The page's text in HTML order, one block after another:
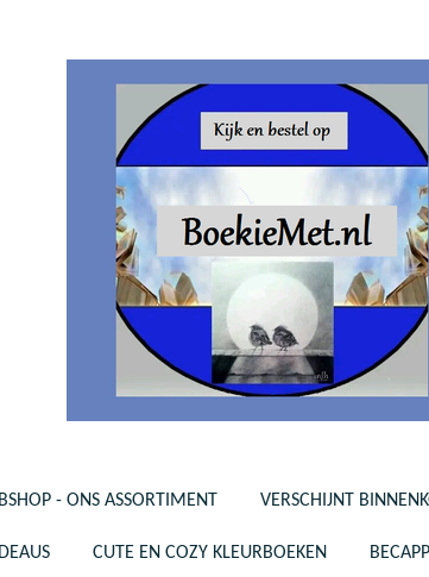
- ONS ASSORTIMENT VERSCHIJNT
CUTE EN COZY KLEURBOEKEN